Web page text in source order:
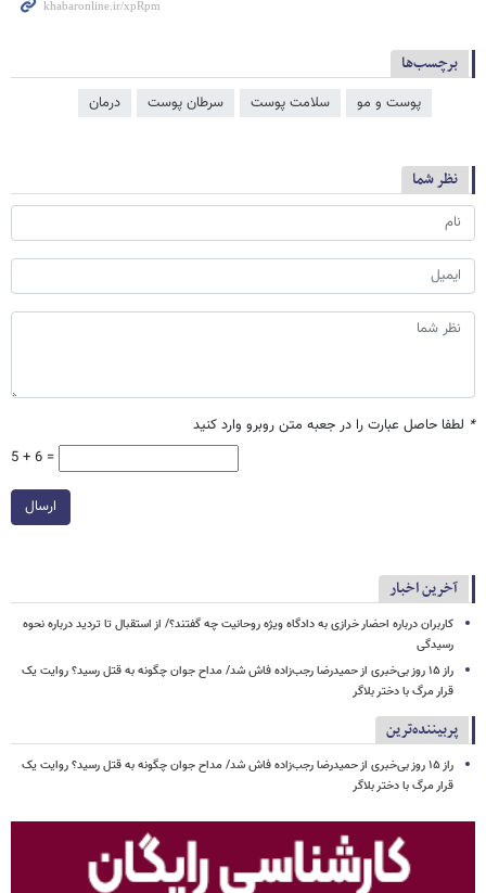
برچسب‌ها
پوست و مو سلامت پوست سرطان پوست درمان
نظر شما
* لطفا حاصل عبارت را در جعبه متن روبرو وارد کنید
5 + 6 =
ارسال
آخرین اخبار
کاربران درباره احضار خرازی به دادگاه ویژه روحانیت چه گفتند؟/ از استقبال تا تردید درباره نحوه
رسیدگی
راز ۱۵ روز بی‌خبری از حمیدرضا رجب‌زاده فاش شد/ مداح جوان چگونه به قتل رسید؟ روایت یک
قرار مرگ با دختر بلاگر
پربیننده‌ترین
راز ۱۵ روز بی‌خبری از حمیدرضا رجب‌زاده فاش شد/ مداح جوان چگونه به قتل رسید؟ روایت یک
قرار مرگ با دختر بلاگر